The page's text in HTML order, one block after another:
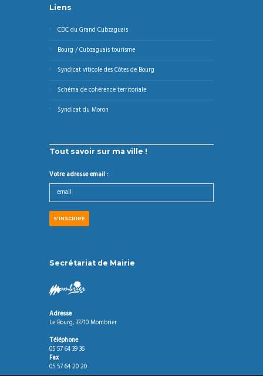
Liens
CDC du Grand Cubzaguais
Bourg / Cubzaguais tourisme
Syndicat viticole des Côtes de Bourg
Schéma de cohérence territoriale
Syndicat du Moron
Tout savoir sur ma ville !
Votre adresse email :
Secrétariat de Mairie
Adresse
Le Bourg, 33710 Mombrier
Téléphone
05 57 64 39 36
Fax
05 57 64 20 20